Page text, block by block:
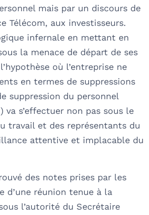
mais par un discours de
Télécom, aux investisseurs.
infernale en mettant en
la menace de départ de ses
où l’entreprise ne
en termes de suppressions
suppression du personnel
s’effectuer non pas sous le
travail et des représentants du
attentive et implacable du
des notes prises par les
d’une réunion tenue à la
l’autorité du Secrétaire